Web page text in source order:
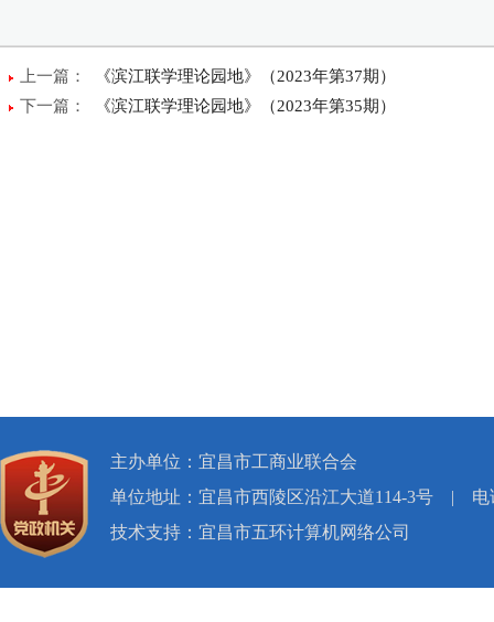
上一篇：
《滨江联学理论园地》（2023年第37期）
下一篇：
《滨江联学理论园地》（2023年第35期）
主办单位：宜昌市工商业联合会
单位地址：宜昌市西陵区沿江大道114-3号 | 电
技术支持：宜昌市五环计算机网络公司